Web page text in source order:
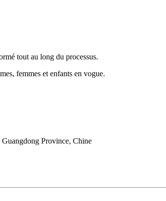
tout au long du processus.
femmes et enfants en vogue.
Province, Chine